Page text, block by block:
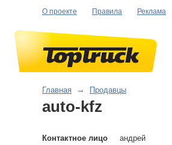
О проекте Правила Реклама
Главная → Продавцы
auto-kfz
Контактное лицо
андрей